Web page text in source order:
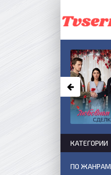
КАТЕГОРИИ
ПО ЖАНРАМ